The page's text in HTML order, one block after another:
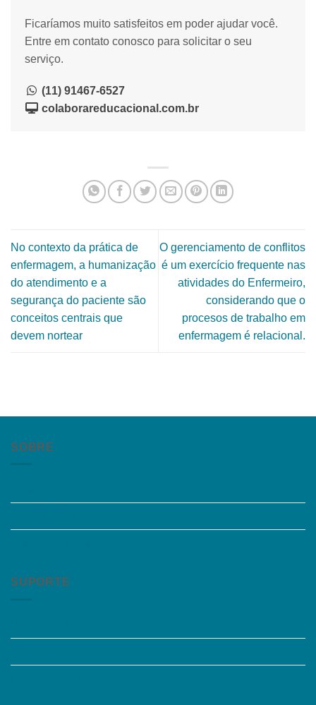
Ficaríamos muito satisfeitos em poder ajudar você.
Entre em contato conosco para solicitar o seu
serviço.
(11) 91467-6527
colaborareducacional.com.br
No contexto da prática de
enfermagem, a humanização
do atendimento e a
segurança do paciente são
conceitos centrais que
devem nortear
O gerenciamento de conflitos
é um exercício frequente nas
atividades do Enfermeiro,
considerando que o
procesos de trabalho em
enfermagem é relacional.
SOBRE
SUPORTE